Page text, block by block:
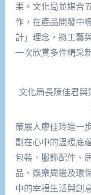
果。文化局並媒合
作，在產品開發中
計」理念，將工藝
一次欣賞多件精采
文化局長陳佳君
策展人廖佳玲進一
劃在心中的溫暖底
包裝、服飾配件、
品、娛樂周邊及環
中的幸福生活與創